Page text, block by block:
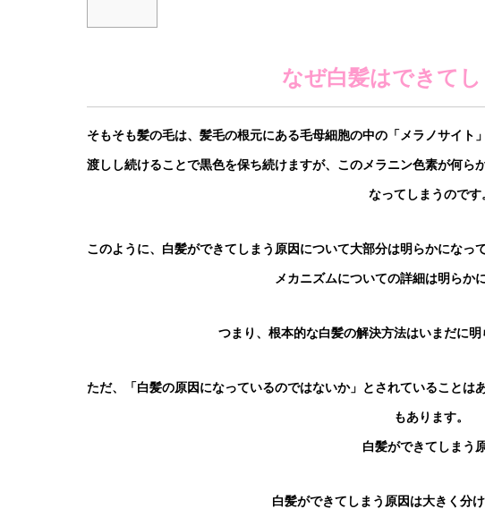
なぜ白髪はできて
そもそも髪の毛は、髪毛の根元にある毛母細胞の中の「メラノサイト
渡しし続けることで黒色を保ち続けますが、このメラニン色素が何ら
なってしまうのです
このように、白髪ができてしまう原因について大部分は明らかになっ
メカニズムについての詳細は明らか
つまり、根本的な白髪の解決方法はいまだに明
ただ、「白髪の原因になっているのではないか」とされていることは
もあります。
白髪ができてしまう
白髪ができてしまう原因は大きく分け